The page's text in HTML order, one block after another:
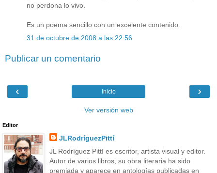
no perdona lo vivo.
Es un poema sencillo con un excelente contenido.
31 de octubre de 2008 a las 22:56
Publicar un comentario
‹ ›
Inicio
Ver versión web
Editor
JLRodríguezPittí
JL Rodríguez Pittí es escritor, artista visual y editor.
Autor de varios libros, su obra literaria ha sido
premiada y aparece en antologías publicadas en